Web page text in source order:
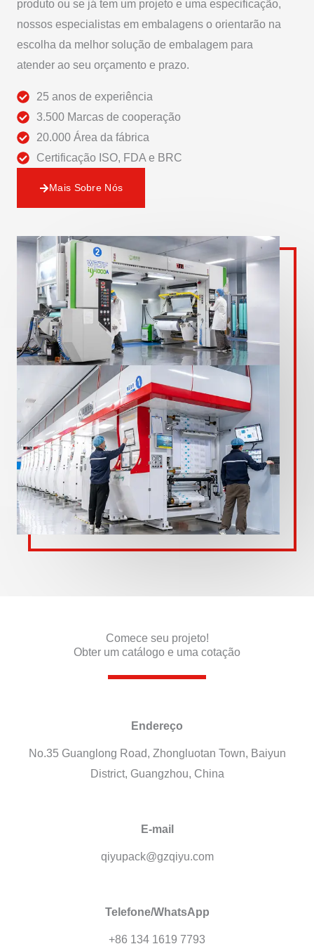
produto ou se já tem um projeto e uma especificação,
nossos especialistas em embalagens o orientarão na
escolha da melhor solução de embalagem para
atender ao seu orçamento e prazo.
25 anos de experiência
3.500 Marcas de cooperação
20.000 Área da fábrica
Certificação ISO, FDA e BRC
Mais Sobre Nós
Comece seu projeto!
Obter um catálogo e uma cotação
Endereço
No.35 Guanglong Road, Zhongluotan Town, Baiyun
District, Guangzhou, China
E-mail
qiyupack@gzqiyu.com
Telefone/WhatsApp
+86 134 1619 7793